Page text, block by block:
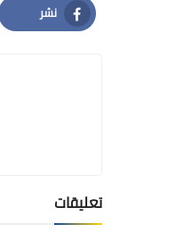
نشر
Facebook
تعليقات